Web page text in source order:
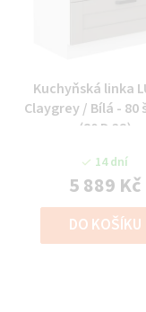
Kuchyňská linka
Claygrey / Bílá - 80
(80 D 3S)
14 dní
5 889 Kč
DO KOŠÍKU